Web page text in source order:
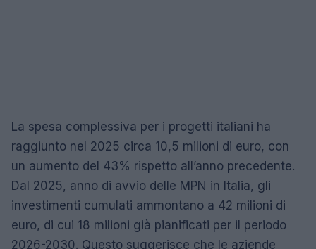
La spesa complessiva per i progetti italiani ha
raggiunto nel 2025 circa 10,5 milioni di euro, con
un aumento del 43% rispetto all’anno precedente.
Dal 2025, anno di avvio delle MPN in Italia, gli
investimenti cumulati ammontano a 42 milioni di
euro, di cui 18 milioni già pianificati per il periodo
2026-2030. Questo suggerisce che le aziende